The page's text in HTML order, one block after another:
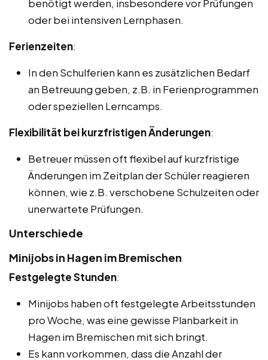
benötigt werden, insbesondere vor Prüfungen
oder bei intensiven Lernphasen.
Ferienzeiten:
In den Schulferien kann es zusätzlichen Bedarf
an Betreuung geben, z.B. in Ferienprogrammen
oder speziellen Lerncamps.
Flexibilität bei kurzfristigen Änderungen:
Betreuer müssen oft flexibel auf kurzfristige
Änderungen im Zeitplan der Schüler reagieren
können, wie z.B. verschobene Schulzeiten oder
unerwartete Prüfungen.
Unterschiede
Minijobs in Hagen im Bremischen
Festgelegte Stunden:
Minijobs haben oft festgelegte Arbeitsstunden
pro Woche, was eine gewisse Planbarkeit in
Hagen im Bremischen mit sich bringt.
Es kann vorkommen, dass die Anzahl der